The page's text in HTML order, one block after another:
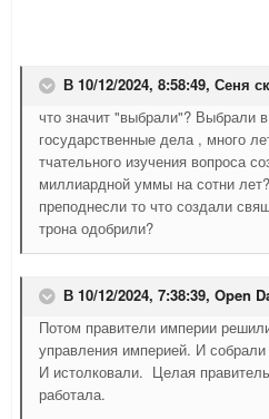
В 10/12/2024, 8:58:49, Сеня
что значит "выбрали"? Выбрали
государственные дела , много
тчательного изучения вопроса
миллиардной уммы на сотни
преподнесли то что создали
трона одобрили?
В 10/12/2024, 7:38:39, Open
Потом правители империи
управления империей. И
И истолковали. Целая
работала.